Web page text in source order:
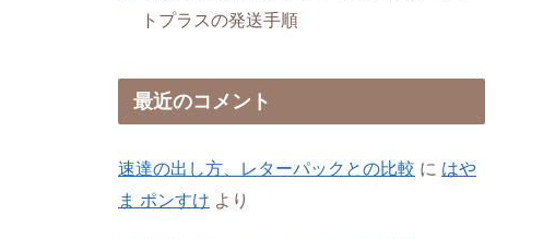
トプラスの発送手順
最近のコメント
速達の出し方、レターパックとの比較 に はや
ま ポンすけ より